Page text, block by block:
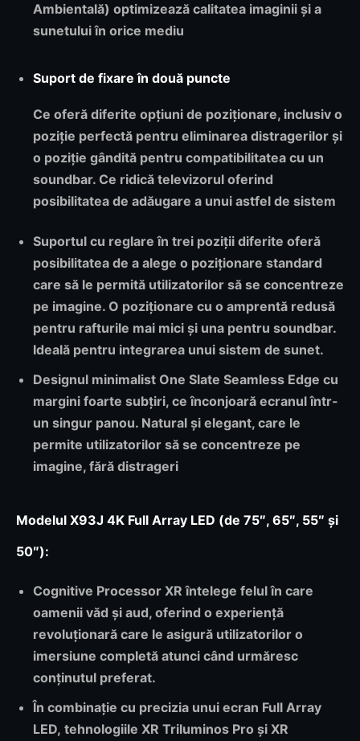
Ambientală) optimizează calitatea imaginii și a
sunetului în orice mediu
Suport de fixare în două puncte
Ce oferă diferite opțiuni de poziționare, inclusiv o
poziție perfectă pentru eliminarea distragerilor și
o poziție gândită pentru compatibilitatea cu un
soundbar. Ce ridică televizorul oferind
posibilitatea de adăugare a unui astfel de sistem
Suportul cu reglare în trei poziții diferite oferă
posibilitatea de a alege o poziționare standard
care să le permită utilizatorilor să se concentreze
pe imagine. O poziționare cu o amprentă redusă
pentru rafturile mai mici și una pentru soundbar.
Ideală pentru integrarea unui sistem de sunet.
Designul minimalist One Slate Seamless Edge cu
margini foarte subțiri, ce înconjoară ecranul într-
un singur panou. Natural și elegant, care le
permite utilizatorilor să se concentreze pe
imagine, fără distrageri
Modelul X93J 4K Full Array LED (de 75″, 65″, 55″ și
50″):
Cognitive Processor XR întelege felul în care
oamenii văd și aud, oferind o experiență
revoluționară care le asigură utilizatorilor o
imersiune completă atunci când urmăresc
conținutul preferat.
În combinație cu precizia unui ecran Full Array
LED, tehnologiile XR Triluminos Pro și XR